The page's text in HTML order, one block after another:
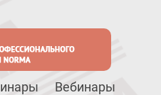
Вебинары